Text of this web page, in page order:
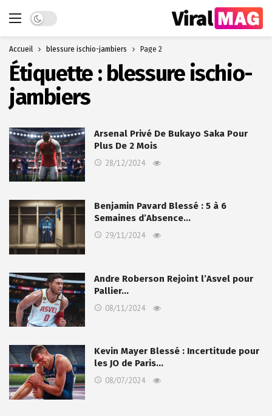
Dark mode
Accueil blessure ischio-jambiers Page 2
Étiquette : blessure ischio-
jambiers
Arsenal Privé De Bukayo Saka Pour
Plus De 2 Mois
28/12/2024
Benjamin Pavard Blessé : 5 à 6
Semaines d’Absence…
29/11/2024
Andre Roberson Rejoint l’Asvel pour
Pallier…
08/11/2024
Kevin Mayer Blessé : Incertitude pour
les JO de Paris…
08/07/2024